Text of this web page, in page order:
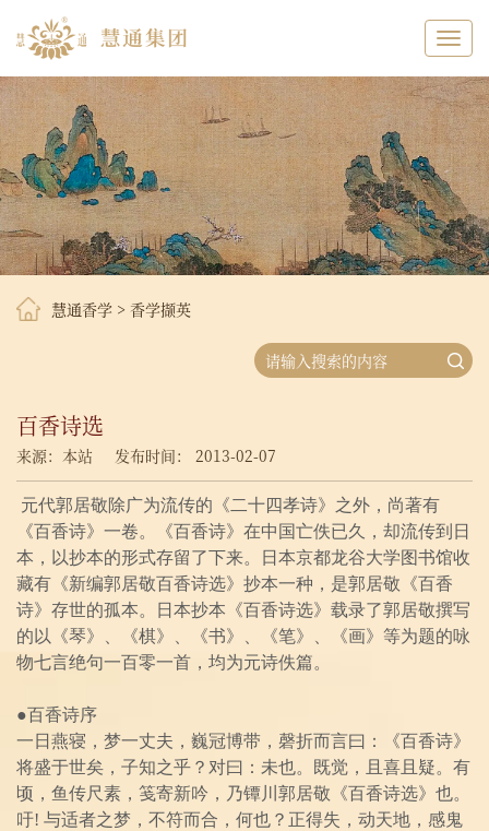
慧通香学 > 香学撷英
百香诗选
来源：本站 发布时间： 2013-02-07
元代郭居敬除广为流传的《二十四孝诗》之外，尚著有
《百香诗》一卷。《百香诗》在中国亡佚已久，却流传到日
本，以抄本的形式存留了下来。日本京都龙谷大学图书馆收
藏有《新编郭居敬百香诗选》抄本一种，是郭居敬《百香
诗》存世的孤本。日本抄本《百香诗选》载录了郭居敬撰写
的以《琴》、《棋》、《书》、《笔》、《画》等为题的咏
物七言绝句一百零一首，均为元诗佚篇。
●百香诗序
一日燕寝，梦一丈夫，巍冠博带，磬折而言曰：《百香诗》
将盛于世矣，子知之乎？对曰：未也。既觉，且喜且疑。有
顷，鱼传尺素，笺寄新吟，乃镡川郭居敬《百香诗选》也。
吁! 与适者之梦，不符而合，何也？正得失，动天地，感鬼